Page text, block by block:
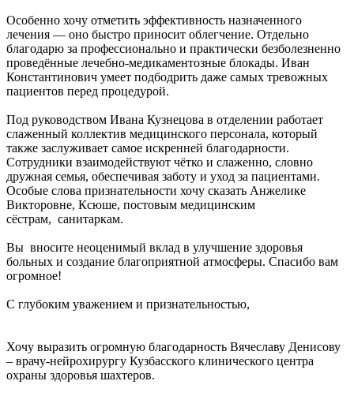
Особенно хочу отметить эффективность назначенного
лечения — оно быстро приносит облегчение. Отдельно
благодарю за профессионально и практически безболезненно
проведённые лечебно-медикаментозные блокады. Иван
Константинович умеет подбодрить даже самых тревожных
пациентов перед процедурой.
Под руководством Ивана Кузнецова в отделении работает
слаженный коллектив медицинского персонала, который
также заслуживает самое искренней благодарности.
Сотрудники взаимодействуют чётко и слаженно, словно
дружная семья, обеспечивая заботу и уход за пациентами.
Особые слова признательности хочу сказать Анжелике
Викторовне, Ксюше, постовым медицинским
сёстрам, санитаркам.
Вы вносите неоценимый вклад в улучшение здоровья
больных и создание благоприятной атмосферы. Спасибо вам
огромное!
С глубоким уважением и признательностью,
Хочу выразить огромную благодарность Вячеславу Денисову
– врачу-нейрохирургу Кузбасского клинического центра
охраны здоровья шахтеров.